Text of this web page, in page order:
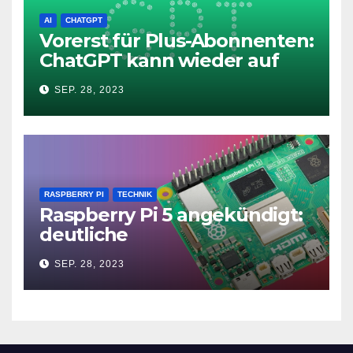
AI CHATGPT
Vorerst für Plus-Abonnenten:
ChatGPT kann wieder auf
das Internet zugreifen
SEP. 28, 2023
RASPBERRY PI TECHNIK
Raspberry Pi 5 angekündigt:
deutliche
Leistungssteigerung und bis
zu 2x 4K60
SEP. 28, 2023